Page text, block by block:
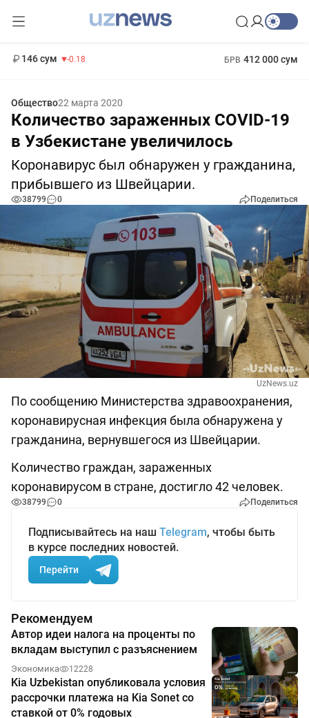
146 сум -0.18 БРВ 412 000 сум
Общество22 марта 2020
Количество зараженных COVID-19
в Узбекистане увеличилось
Коронавирус был обнаружен у гражданина,
прибывшего из Швейцарии.
38799 0 Поделиться
UzNews.uz
По сообщению Министерства здравоохранения,
коронавирусная инфекция была обнаружена у
гражданина, вернувшегося из Швейцарии.
Количество граждан, зараженных
коронавирусом в стране, достигло 42 человек.
38799 0 Поделиться
Подписывайтесь на наш Telegram, чтобы быть
в курсе последних новостей.
Перейти
Рекомендуем
Автор идеи налога на проценты по
вкладам выступил с разъяснением
Экономика 12228
Kia Uzbekistan опубликовала условия
рассрочки платежа на Kia Sonet со
ставкой от 0% годовых